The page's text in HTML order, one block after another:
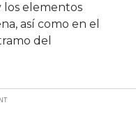
elementos
así como en el
del